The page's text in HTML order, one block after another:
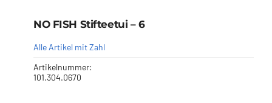
NO FISH Stifteetui – 6
Alle Artikel mit Zahl
Artikelnummer:
101.304.0670